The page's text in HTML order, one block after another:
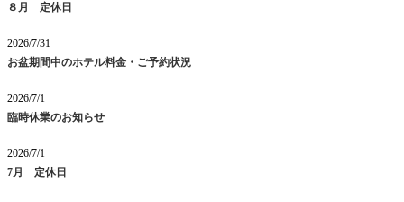
８月 定休日
2026/7/31
お盆期間中のホテル料金・ご予約状況
2026/7/1
臨時休業のお知らせ
2026/7/1
7月 定休日